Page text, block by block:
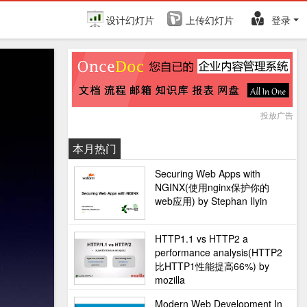
设计幻灯片 上传幻灯片 登录
投放广告
本月热门
Securing Web Apps with
NGINX(使用nginx保护你的
web应用) by Stephan Ilyin
HTTP1.1 vs HTTP2 a
performance analysis(HTTP2
比HTTP1性能提高66%) by
mozilla
Modern Web Development In